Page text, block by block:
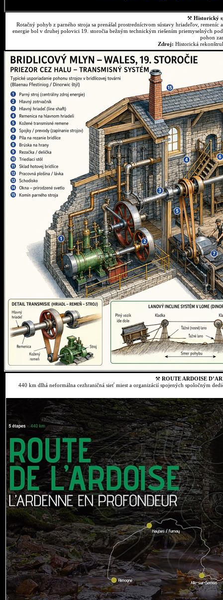
⚒ Historický
Rotačný pohyb z parného stroja sa prenášal prostredníctvom sústavy hriadeľov,
energie bol v druhej polovici 19. storočia bežným technickým riešením priemyselných
pohon
Zdroj: Historická
⚒ ROUTE ARDOISE
440 km dlhá neformálna cezhraničná sieť miest a organizácií spojených spoločným